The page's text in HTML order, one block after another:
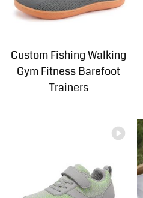
Custom Fishing Walking
Gym Fitness Barefoot
Trainers